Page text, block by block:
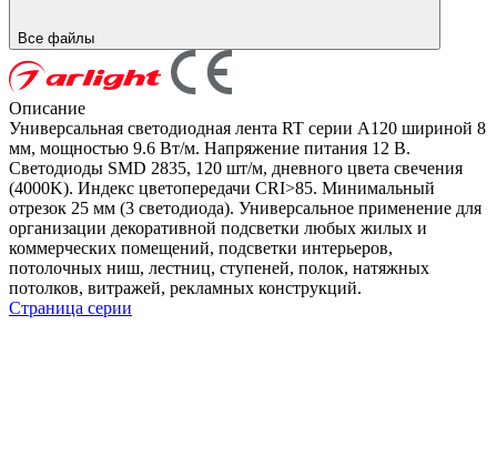
Все файлы
Описание
Универсальная светодиодная лента RT серии A120 шириной 8
мм, мощностью 9.6 Вт/м. Напряжение питания 12 В.
Светодиоды SMD 2835, 120 шт/м, дневного цвета свечения
(4000K). Индекс цветопередачи CRI>85. Минимальный
отрезок 25 мм (3 светодиода). Универсальное применение для
организации декоративной подсветки любых жилых и
коммерческих помещений, подсветки интерьеров,
потолочных ниш, лестниц, ступеней, полок, натяжных
потолков, витражей, рекламных конструкций.
Страница серии